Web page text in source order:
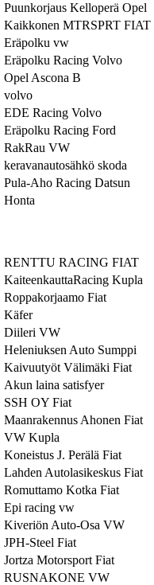
Puunkorjaus Kelloperä Opel
Kaikkonen MTRSPRT FIAT
Eräpolku vw
Eräpolku Racing Volvo
Opel Ascona B
volvo
EDE Racing Volvo
Eräpolku Racing Ford
RakRau VW
keravanautosähkö skoda
Pula-Aho Racing Datsun
Honta
RENTTU RACING FIAT
KaiteenkauttaRacing Kupla
Roppakorjaamo Fiat
Käfer
Diileri VW
Heleniuksen Auto Sumppi
Kaivuutyöt Välimäki Fiat
Akun laina satisfyer
SSH OY Fiat
Maanrakennus Ahonen Fiat
VW Kupla
Koneistus J. Perälä Fiat
Lahden Autolasikeskus Fiat
Romuttamo Kotka Fiat
Epi racing vw
Kiveriön Auto-Osa VW
JPH-Steel Fiat
Jortza Motorsport Fiat
RUSNAKONE VW